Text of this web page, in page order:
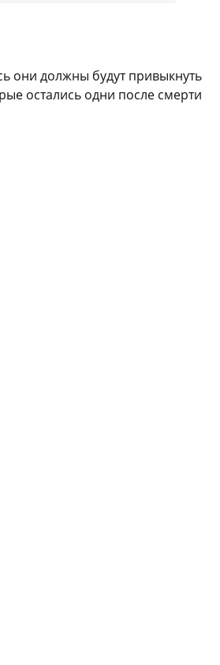
они должны будут привыкнуть
остались одни после смерти